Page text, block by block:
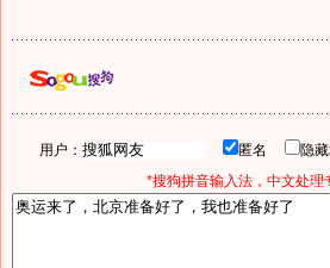
用户： 匿名 隐
*搜狗拼音输入法，中文处理